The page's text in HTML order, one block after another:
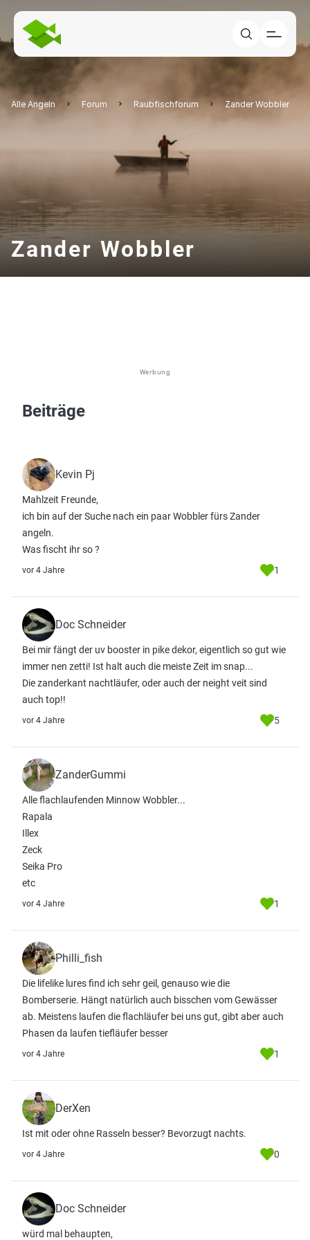
Alle Angeln Forum Raubfischforum Zander Wobbler
Zander Wobbler
Werbung
Beiträge
Kevin Pj
Mahlzeit Freunde,
ich bin auf der Suche nach ein paar Wobbler fürs Zander
angeln.
Was fischt ihr so ?
vor 4 Jahre 1
Doc Schneider
Bei mir fängt der uv booster in pike dekor, eigentlich so gut wie
immer nen zetti! Ist halt auch die meiste Zeit im snap...
Die zanderkant nachtläufer, oder auch der neight veit sind
auch top!!
vor 4 Jahre 5
ZanderGummi
Alle flachlaufenden Minnow Wobbler...
Rapala
Illex
Zeck
Seika Pro
etc
vor 4 Jahre 1
Philli_fish
Die lifelike lures find ich sehr geil, genauso wie die
Bomberserie. Hängt natürlich auch bisschen vom Gewässer
ab. Meistens laufen die flachläufer bei uns gut, gibt aber auch
Phasen da laufen tiefläufer besser
vor 4 Jahre 1
DerXen
Ist mit oder ohne Rasseln besser? Bevorzugt nachts.
vor 4 Jahre 0
Doc Schneider
würd mal behaupten,